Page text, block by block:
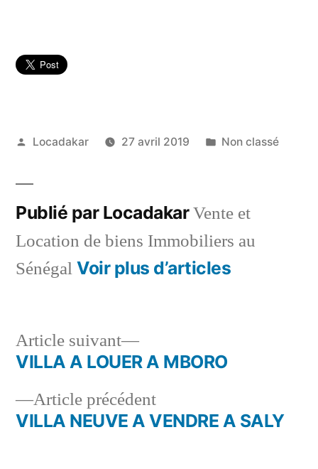
Publié
Locadakar 27 avril 2019
Publié
Non classé
Publié par LocadakarVente et
Location de biens Immobiliers au
Sénégal Voir plus d’articles
Navigation
deArticle précédentArticle
précédent :
VILLA NEUVE A VENDRE A SALY
Article suivant
Article
suivant :
VILLA A LOUER A MBORO